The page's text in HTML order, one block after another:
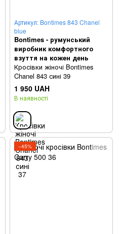
Артикул: Bontimes 843 Chanel
blue
Bontimes - румунський
виробник комфортного
взуття на кожен день
Кросівки жіночі Bontimes
Chanel 843 сині 39
1 950 UAH
В наявності
−45%